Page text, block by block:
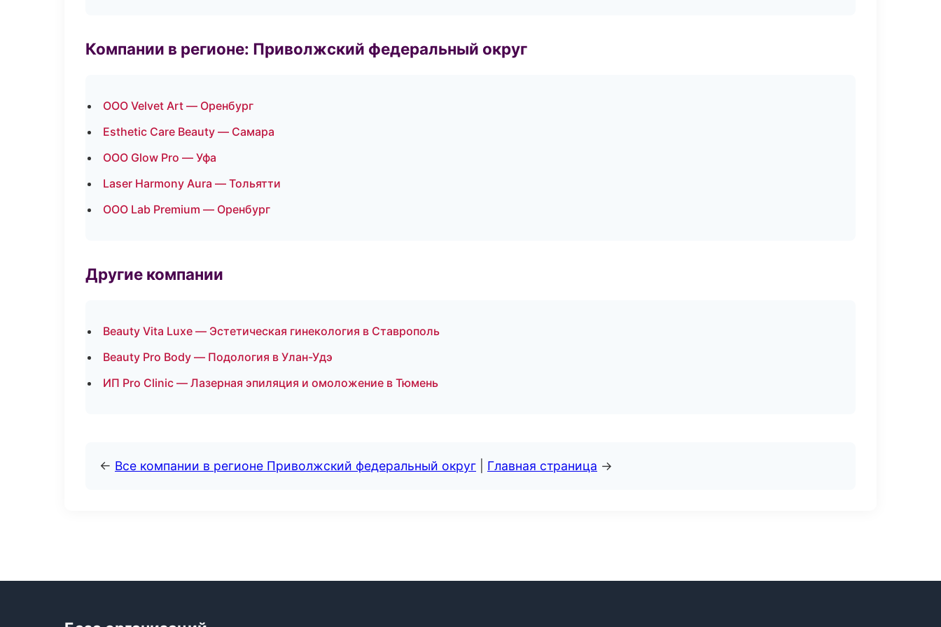
Компании в регионе: Приволжский федеральный округ
ООО Velvet Art — Оренбург
Esthetic Care Beauty — Самара
ООО Glow Pro — Уфа
Laser Harmony Aura — Тольятти
ООО Lab Premium — Оренбург
Другие компании
Beauty Vita Luxe — Эстетическая гинекология в Ставрополь
Beauty Pro Body — Подология в Улан-Удэ
ИП Pro Clinic — Лазерная эпиляция и омоложение в Тюмень
← Все компании в регионе Приволжский федеральный округ Главная страница →